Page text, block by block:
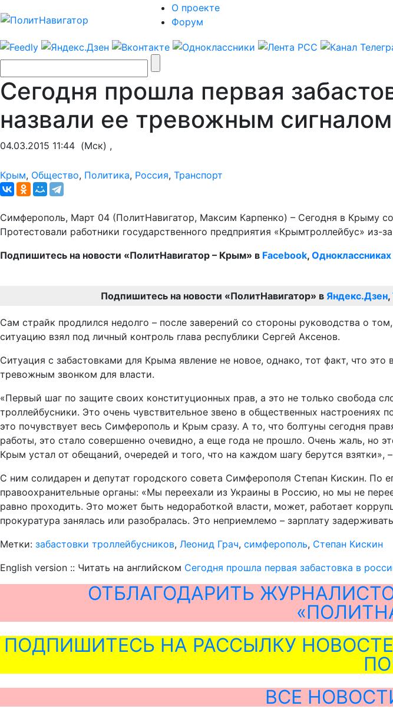
О проекте
Форум
Сегодня прошла первая
назвали ее тревожным
04.03.2015 11:44 (Мск) ,
Крым, Общество, Политика, Россия, Транспорт
Симферополь, Март 04 (ПолитНавигатор, Максим Карпенко) – Сегодня в Крыму
Протестовали работники государственного предприятия «Крымтроллейбус» из-
Подпишитесь на новости «ПолитНавигатор – Крым» в Facebook, Одноклассниках
Подпишитесь на новости «ПолитНавигатор» в Яндекс.Дзен,
Сам страйк продлился недолго – после заверений со стороны руководства о
ситуацию взял под личный контроль глава республики Сергей Аксенов.
Ситуация с забастовками для Крыма явление не новое, однако, тот факт, что
тревожным звонком для власти.
«Первый шаг по защите своих конституционных прав, а это не только свобода
троллейбусники. Это очень чувствительное звено в общественных
это почувствует весь Симферополь и Крым сразу. А то, что болтуны сегодня
работы, это стало совершенно очевидно, а еще года не прошло. Очень жаль, но
Крым устал от обещаний, очередей и того, что на каждом шагу берутся
С ним солидарен и депутат городского совета Симферополя Степан Кискин.
правоохранительные органы: «Мы переехали из Украины в Россию, но мы не
равно проходить. Это может быть недоработкой власти, может, работает
прокуратура занялась или разобралась. Это неприемлемо – зарплату
Метки: забастовки троллейбусников, Леонид Грач, симферополь, Степан Кискин
English version :: Читать на английском Сегодня прошла первая забастовка в
ОТБЛАГОДАРИТЬ
ПОДПИШИТЕСЬ НА РАССЫЛКУ
ВСЕ